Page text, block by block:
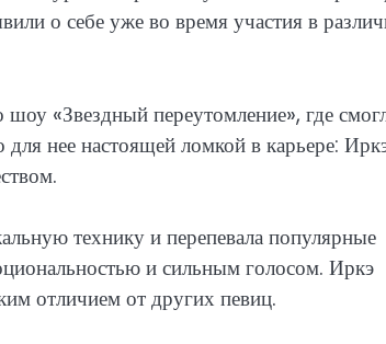
о себе уже во время участия в
«Звездный переутомление», где
нее настоящей ломкой в карьере:
технику и перепевала популярные
и сильным голосом. Иркэ
отличием от других певиц.